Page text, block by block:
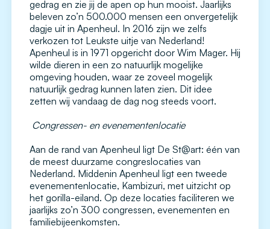
gedrag en zie jij de apen op hun mooist. Jaarlijks
beleven zo’n 500.000 mensen een onvergetelijk
dagje uit in Apenheul. In 2016 zijn we zelfs
verkozen tot Leukste uitje van Nederland!
Apenheul is in 1971 opgericht door Wim Mager. Hij
wilde dieren in een zo natuurlijk mogelijke
omgeving houden, waar ze zoveel mogelijk
natuurlijk gedrag kunnen laten zien. Dit idee
zetten wij vandaag de dag nog steeds voort.
Congressen- en evenementenlocatie
Aan de rand van Apenheul ligt De St@art: één van
de meest duurzame congreslocaties van
Nederland. Middenin Apenheul ligt een tweede
evenementenlocatie, Kambizuri, met uitzicht op
het gorilla-eiland. Op deze locaties faciliteren we
jaarlijks zo’n 300 congressen, evenementen en
familiebijeenkomsten.